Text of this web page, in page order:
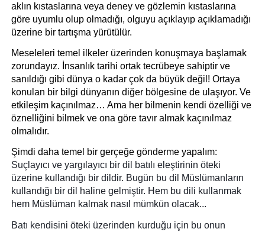
aklın kıstaslarına veya deney ve gözlemin kıstaslarına
göre uyumlu olup olmadığı, olguyu açıklayıp açıklamadığı
üzerine bir tartışma yürütülür.
Meseleleri temel ilkeler üzerinden konuşmaya başlamak
zorundayız. İnsanlık tarihi ortak tecrübeye sahiptir ve
sanıldığı gibi dünya o kadar çok da büyük değil! Ortaya
konulan bir bilgi dünyanın diğer bölgesine de ulaşıyor. Ve
etkileşim kaçınılmaz… Ama her bilmenin kendi özelliği ve
öznelliğini bilmek ve ona göre tavır almak kaçınılmaz
olmalıdır.
Suçlayıcı ve yargılayıcı bir dil batılı eleştirinin öteki
üzerine kullandığı bir dildir. Bugün bu dil Müslümanların
kullandığı bir dil haline gelmiştir. Hem bu dili kullanmak
hem Müslüman kalmak nasıl mümkün olacak...
Batı kendisini öteki üzerinden kurduğu için bu onun